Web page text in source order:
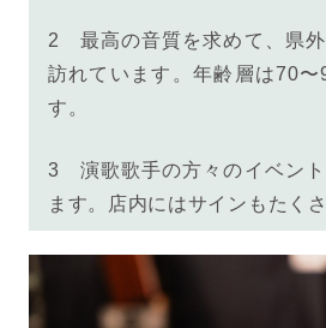
2最高の音質を求めて、県
訪れています。年齢層は70
す。
3 演歌歌手の方々のイベント
ます。店内にはサインもたく